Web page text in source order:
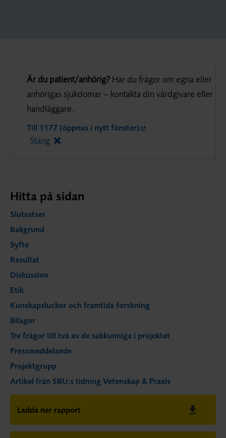
Är du patient/anhörig? Har du frågor om egna eller
anhörigas sjukdomar – kontakta din vårdgivare eller
handläggare.
Till 1177 (öppnas i nytt fönster)
Stäng
Hitta på sidan
Slutsatser
Bakgrund
Syfte
Resultat
Diskussion
Etik
Kunskapsluckor och framtida forskning
Bilagor
Tre frågor till två av de sakkunniga i projektet
Pressmeddelande
Projektgrupp
Artikel från SBU:s tidning Vetenskap & Praxis
Ladda ner rapport